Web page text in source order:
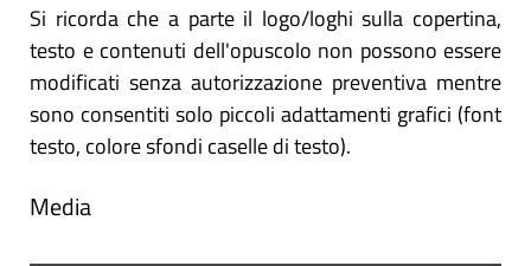
Si ricorda che a parte il logo/loghi sulla copertina,
testo e contenuti dell'opuscolo non possono essere
modificati senza autorizzazione preventiva mentre
sono consentiti solo piccoli adattamenti grafici (font
testo, colore sfondi caselle di testo).
Media